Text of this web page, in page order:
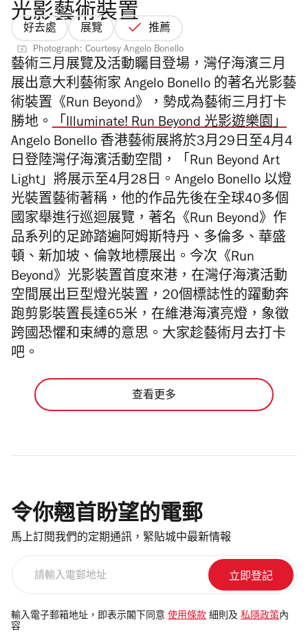
光影藝術裝置
好去處 展覽 推薦
Photograph: Courtesy Angelo Bonello
藝術三月展覽及活動矚目登場，灣仔海濱三月
展出意大利藝術家 Angelo Bonello 的著名光影藝
術裝置《Run Beyond》，勢成為藝術三月打卡
勝地。 「Illuminate! Run Beyond 光影遊樂園」
Angelo Bonello 香港藝術展將於3月29日至4月4
日登陸灣仔海濱活動空間，「Run Beyond Art
Light」將展示至4月28日。Angelo Bonello 以燈
光裝置藝術著稱，他的作品先後在全球40多個
國家舉進行巡迴展覽，著名《Run Beyond》作
品系列的足跡踏遍阿姆斯特丹、多倫多、華盛
頓、新加坡、倫敦地標展出。今次《Run
Beyond》光影裝置首度來港，在灣仔海濱活動
空間展出巨型燈光裝置，20個標誌性的躍動奔
跑剪影裝置長達65米，在維港海濱亮燈，象徵
跨國恐懼和束縛的意思。大家趁藝術月去打卡
吧。
查看更多
令你翹首盼望的電郵
馬上訂閱我們的定期通訊，緊貼城中最新情報
電
郵
輸入電子郵箱地址，即表示閣下同意 使用條款 細則及 私隱政策 內
容